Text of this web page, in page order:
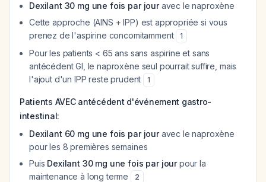
Dexilant 30 mg une fois par jouravec le naproxène
Cette approche (AINS + IPP) est appropriée si vous
prenez de l'aspirine concomitamment
1
Pour les patients < 65 ans sans aspirine et sans
antécédent GI, le naproxène seul pourrait suffire, mais
l'ajout d'un IPP reste prudent
1
Patients AVEC antécédent d'événement gastro-
intestinal:
Dexilant 60 mg une fois par jouravec le naproxène
pour les 8 premières semaines
Puis Dexilant 30 mg une fois par jourpour la
maintenance à long terme
2